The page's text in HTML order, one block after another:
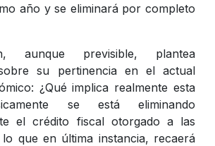
año y se eliminará por completo
aunque previsible, plantea
su pertinencia en el actual
¿Qué implica realmente esta
se está eliminando
el crédito fiscal otorgado a las
que en última instancia, recaerá